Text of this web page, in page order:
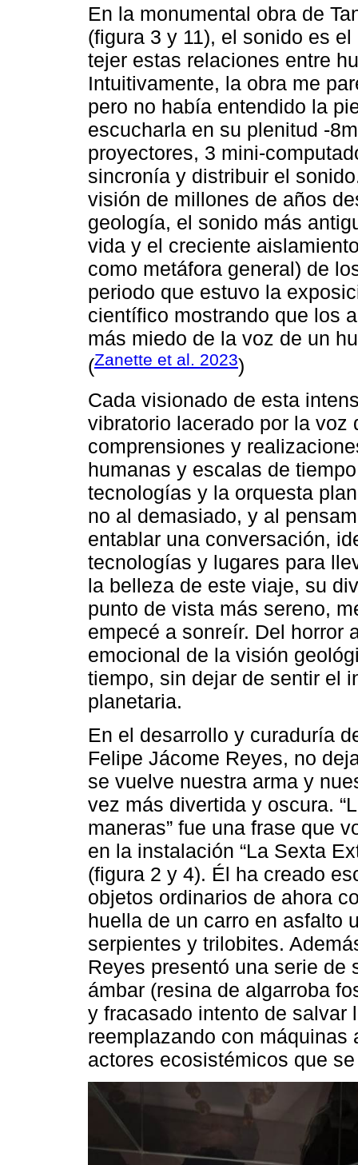
En la monumental obra de
(figura 3 y 11), el sonido es
tejer estas relaciones entre
Intuitivamente, la obra me
pero no había entendido la
escucharla en su plenitud -
proyectores, 3 mini-
sincronía y distribuir el
visión de millones de años
geología, el sonido más
vida y el creciente
como metáfora general) de
periodo que estuvo la
científico mostrando que los
más miedo de la voz de un
(Zanette et al. 2023)
Cada visionado de esta
vibratorio lacerado por la voz
comprensiones y
humanas y escalas de
tecnologías y la orquesta
no al demasiado, y al
entablar una conversación,
tecnologías y lugares para
la belleza de este viaje, su
punto de vista más sereno,
empecé a sonreír. Del horror
emocional de la visión
tiempo, sin dejar de sentir el
planetaria.
En el desarrollo y curaduría
Felipe Jácome Reyes, no
se vuelve nuestra arma y
vez más divertida y oscura.
maneras” fue una frase que
en la instalación “La Sexta
(figura 2 y 4). Él ha creado
objetos ordinarios de ahora
huella de un carro en asfalto
serpientes y trilobites.
Reyes presentó una serie de
ámbar (resina de algarroba
y fracasado intento de salvar
reemplazando con
actores ecosistémicos que